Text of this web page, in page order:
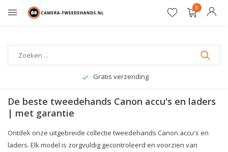
0
Gratis verzending
De beste tweedehands Canon accu's en laders
| met garantie
Ontdek onze uitgebreide collectie tweedehands Canon accu's en
laders. Elk model is zorgvuldig gecontroleerd en voorzien van